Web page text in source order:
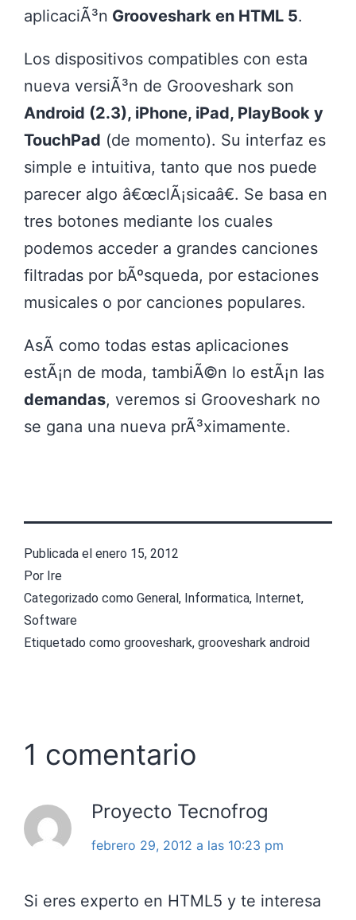
aplicaciÃ³n Grooveshark en HTML 5.
Los dispositivos compatibles con esta
nueva versiÃ³n de Grooveshark son
Android (2.3), iPhone, iPad, PlayBook y
TouchPad (de momento). Su interfaz es
simple e intuitiva, tanto que nos puede
parecer algo â€œclÃ¡sicaâ€. Se basa en
tres botones mediante los cuales
podemos acceder a grandes canciones
filtradas por bÃºsqueda, por estaciones
musicales o por canciones populares.
AsÃ­ como todas estas aplicaciones
estÃ¡n de moda, tambiÃ©n lo estÃ¡n las
demandas, veremos si Grooveshark no
se gana una nueva prÃ³ximamente.
Publicada el enero 15, 2012
Por Ire
Categorizado como General , Informatica, Internet,
Software
Etiquetado como grooveshark, grooveshark android
1 comentario
Proyecto Tecnofrog
febrero 29, 2012 a las 10:23 pm
Si eres experto en HTML5 y te interesa